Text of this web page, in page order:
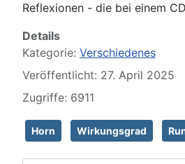
Reflexionen - die bei einem
Details
Kategorie: Verschiedenes
Veröffentlicht: 27. April 2025
Zugriffe: 6911
Horn Wirkungsgrad